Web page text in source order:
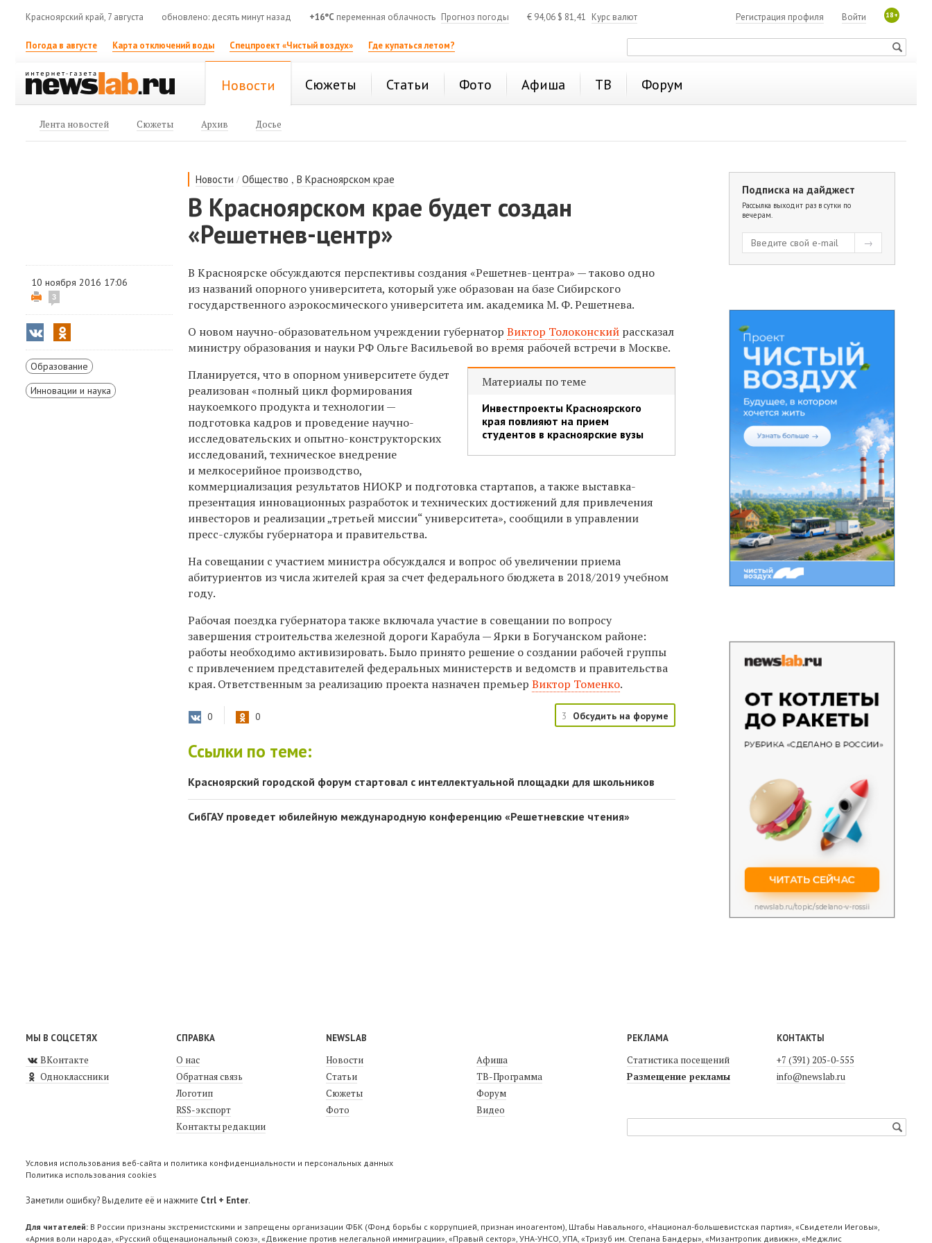
Красноярский край, 7 августа обновлено: десять минут назад +16°C переменная облачность Прогноз погоды € 94,06 $ 81,41 Курс валют 18+
Войти
Регистрация профиля
Погода в августе Карта отключений воды Спецпроект «Чистый воздух» Где купаться летом?
Новости Сюжеты Статьи Фото Афиша ТВ Форум
Лента новостей Сюжеты Архив Досье
Новости /Общество ,В Красноярском крае
В Красноярском крае будет создан
«Решетнев-центр»
10 ноября 2016 17:06
3
Образование
Инновации и наука
В Красноярске обсуждаются перспективы создания «Решетнев-центра» — таково одно
из названий опорного университета, который уже образован на базе Сибирского
государственного аэрокосмического университета им. академика М. Ф. Решетнева.
О новом научно-образовательном учреждении губернаторВиктор Толоконский рассказал
министру образования и науки РФ Ольге Васильевой во время рабочей встречи в Москве.
Материалы по теме
Инвестпроекты Красноярского
края повлияют на прием
студентов в красноярские вузы
Планируется, что в опорном университете будет
реализован «полный цикл формирования
наукоемкого продукта и технологии —
подготовка кадров и проведение научно-
исследовательских и опытно-конструкторских
исследований, техническое внедрение
и мелкосерийное производство,
коммерциализация результатов НИОКР и подготовка стартапов, а также выставка-
презентация инновационных разработок и технических достижений для привлечения
инвесторов и реализации „третьей миссии“ университета», сообщили в управлении
пресс-службы губернатора и правительства.
На совещании с участием министра обсуждался и вопрос об увеличении приема
абитуриентов из числа жителей края за счет федерального бюджета в 2018/2019 учебном
году.
Рабочая поездка губернатора также включала участие в совещании по вопросу
завершения строительства железной дороги Карабула — Ярки в Богучанском районе:
работы необходимо активизировать. Было принято решение о создании рабочей группы
с привлечением представителей федеральных министерств и ведомств и правительства
края. Ответственным за реализацию проекта назначен премьерВиктор Томенко.
0 0 3 Обсудить на форуме
Ссылки по теме:
Красноярский городской форум стартовал с интеллектуальной площадки для школьников
СибГАУ проведет юбилейную международную конференцию «Решетневские чтения»
Подписка на дайджест
Рассылка выходит раз в сутки по
вечерам.
МЫ В СОЦСЕТЯХ
ВКонтакте
Одноклассники
СПРАВКА
О нас
Обратная связь
Логотип
RSS-экспорт
Контакты редакции
NEWSLAB
Новости
Статьи
Сюжеты
Фото
Афиша
ТВ-Программа
Форум
Видео
РЕКЛАМА
Статистика посещений
Размещение рекламы
КОНТАКТЫ
+7 (391) 205-0-555
info@newslab.ru
Условия использования веб-сайта и политика конфиденциальности и персональных данных
Политика использования cookies
Заметили ошибку? Выделите её и нажмите Ctrl + Enter.
Для читателей: В России признаны экстремистскими и запрещены организации ФБК (Фонд борьбы с коррупцией, признан иноагентом), Штабы Навального, «Национал-большевистская партия», «Свидетели Иеговы»,
«Армия воли народа», «Русский общенациональный союз», «Движение против нелегальной иммиграции», «Правый сектор», УНА-УНСО, УПА, «Тризуб им. Степана Бандеры», «Мизантропик дивижн», «Меджлис